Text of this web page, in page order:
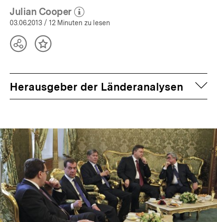
Julian Cooper
(Mehr zum Autor)
öffnen
03.06.2013 / 12 Minuten zu lesen
TeilenInhalt
Herausgeber der Länderanalysen